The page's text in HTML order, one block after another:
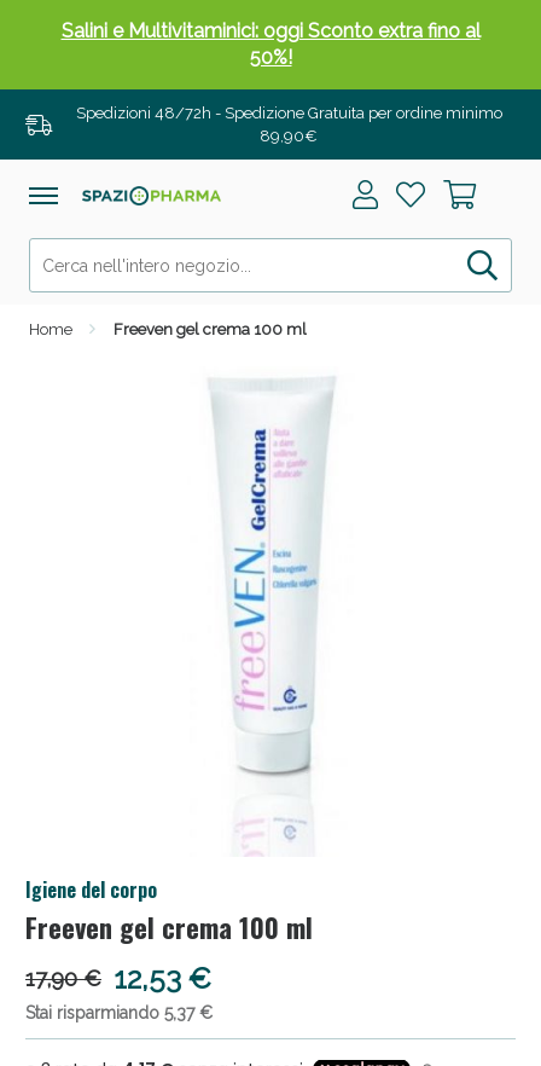
Spedizioni 48/72h - Spedizione Gratuita per ordine minimo
89,90€
Home Freeven gel crema 100 ml
Igiene del corpo
Freeven gel crema 100 ml
17,90 € 12,53 €
Stai risparmiando 5,37 €
Salini e Multivitaminici: oggi Sconto extra fino al
50%!
Anticellulite e Fanghi: Sconto fino al 40% valido
oggi!
Anticellulite e Fanghi: Sconto fino al 40% valido